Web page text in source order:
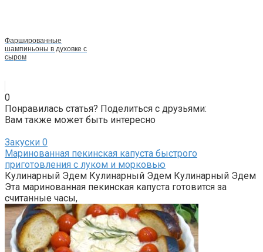
Фаршированные
шампиньоны в духовке с
сыром
0
Понравилась статья? Поделиться с друзьями:
Вам также может быть интересно
Закуски 0
Маринованная пекинская капуста быстрого
приготовления с луком и морковью
Кулинарный Эдем Кулинарный Эдем Кулинарный Эдем
Эта маринованная пекинская капуста готовится за
считанные часы,